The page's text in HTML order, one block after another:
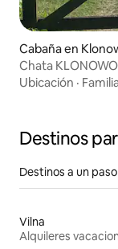
Cabaña en
Chata
Ubicación ·
Destinos
Destinos a un
Vilna
Alquileres